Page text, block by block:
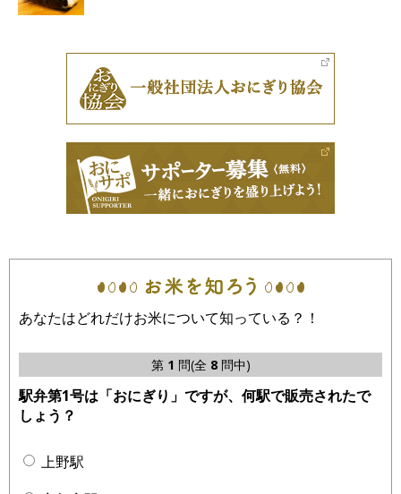
あなたはどれだけお米について知っている？！
第 1 問(全 8問中)
駅弁第1号は「おにぎり」ですが、何駅で販売されたで
しょう？
上野駅